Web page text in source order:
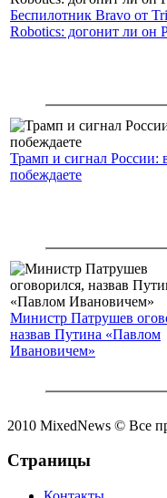
Беспилотник Bravo от
Robotics: догонит ли он
Трамп и сигнал России:
побеждаете
Министр Патрушев
назвав Путина «Павлом
Ивановичем»
2010 MixedNews © Все
Страницы